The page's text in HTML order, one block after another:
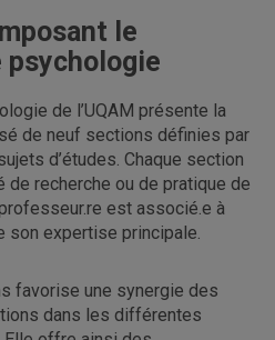
le
psychologie
de l’UQAM présente la
de neuf sections définies par
d’études. Chaque section
recherche ou de pratique de
est associé.e à
son expertise principale.
favorise une synergie des
dans les différentes